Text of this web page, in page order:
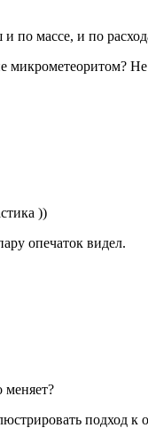
массе, и по
микрометеоритом?
))
опечаток видел.
подход